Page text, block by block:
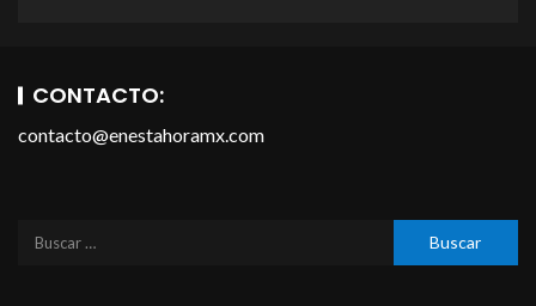
CONTACTO:
contacto@enestahoramx.com